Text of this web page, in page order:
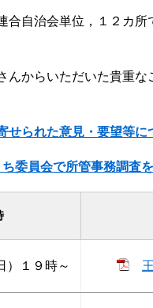
自治会単位，１２カ所
からいただいた貴重な
せられた意見・要望等
委員会で所管事務調査
）１９時～